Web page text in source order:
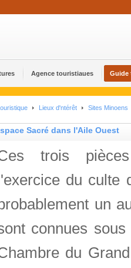
Agence touristiaues Guide
Lieux d'ntérêt Sites Minoens
Sacré dans l'Aile Ouest
trois
l'exercice du culte
un
connues
du